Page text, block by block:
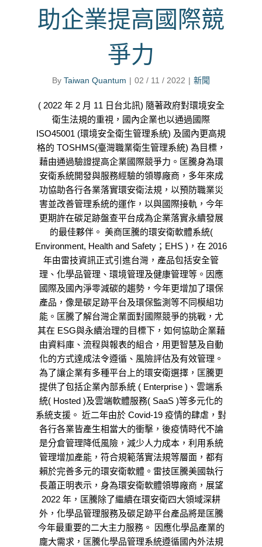
助企業提高國際競
爭力
By Taiwan Quantum | 02 / 11 / 2022 | 新聞
( 2022 年 2 月 11 日台北訊) 隨著政府對環境安全
衛生法規的重視，國內企業也以通過國際
ISO45001 (環境安全衛生管理系統) 及國內更高規
格的 TOSHMS(臺灣職業衛生管理系統) 為目標，
藉由通過驗證提高企業國際競爭力。匡騰身為環
安衛系統開發與服務經驗的領導廠商，多年來成
功協助各行各業落實環安衛法規，以預防職業災
害並改善管理系統的運作，以與國際接軌，今年
更期許在碳足跡盤查平台成為企業落實永續發展
的最佳夥伴。 美商匡騰的環安衛軟體系統(
Environment, Health and Safety；EHS )，在 2016
年由雷技資訊正式引進台灣，產品包括安全管
理、化學品管理、環境管理及健康管理等。因應
國際及國內淨零減碳的趨勢，今年更增加了環保
產品，像是碳足跡平台及環保監測等不同模組功
能。匡騰了解台灣企業面對國際競爭的挑戰，尤
其在 ESG與永續治理的目標下，如何協助企業藉
由資料庫、流程與報表的組合，用更智慧及自動
化的方式達成法令遵循、風險評估及有效管理。
為了讓企業有多種平台上的環安衛選擇，匡騰更
提供了包括企業內部系統 ( Enterprise )、雲端系
統( Hosted )及雲端軟體服務( SaaS )等多元化的
系統支援。 近二年由於 Covid-19 疫情的肆虐，對
各行各業皆產生相當大的衝擊，後疫情時代不論
是分倉管理降低風險，減少人力成本，利用系統
管理增加產能，符合規範落實法規等層面，都有
賴於完善多元的環安衛軟體。雷技匡騰美國執行
長蕭正明表示，身為環安衛軟體領導廠商，展望
2022 年，匡騰除了繼續在環安衛四大領域深耕
外，化學品管理服務及碳足跡平台產品將是匡騰
今年最重要的二大主力服務。 因應化學品產業的
龐大需求，匡騰化學品管理系統遵循國內外法規